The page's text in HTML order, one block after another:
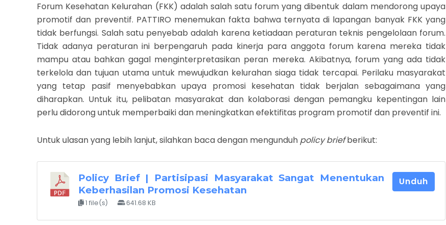
Forum Kesehatan Kelurahan (FKK) adalah salah satu forum yang dibentuk dalam mendorong upaya
promotif dan preventif. PATTIRO menemukan fakta bahwa ternyata di lapangan banyak FKK yang
tidak berfungsi. Salah satu penyebab adalah karena ketiadaan peraturan teknis pengelolaan forum.
Tidak adanya peraturan ini berpengaruh pada kinerja para anggota forum karena mereka tidak
mampu atau bahkan gagal menginterpretasikan peran mereka. Akibatnya, forum yang ada tidak
terkelola dan tujuan utama untuk mewujudkan kelurahan siaga tidak tercapai. Perilaku masyarakat
yang tetap pasif menyebabkan upaya promosi kesehatan tidak berjalan sebagaimana yang
diharapkan. Untuk itu, pelibatan masyarakat dan kolaborasi dengan pemangku kepentingan lain
perlu didorong untuk memperbaiki dan meningkatkan efektifitas program promotif dan preventif ini.
Untuk ulasan yang lebih lanjut, silahkan baca dengan mengunduh policy briefberikut:
Policy Brief | Partisipasi Masyarakat Sangat Menentukan
Keberhasilan Promosi Kesehatan
1 file(s) 641.68 KB
Unduh